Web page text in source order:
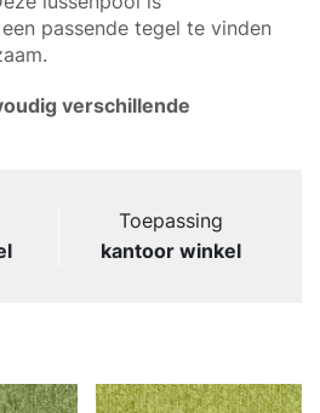
passende tegel te vinden
verschillende
Toepassing
kantoor winkel